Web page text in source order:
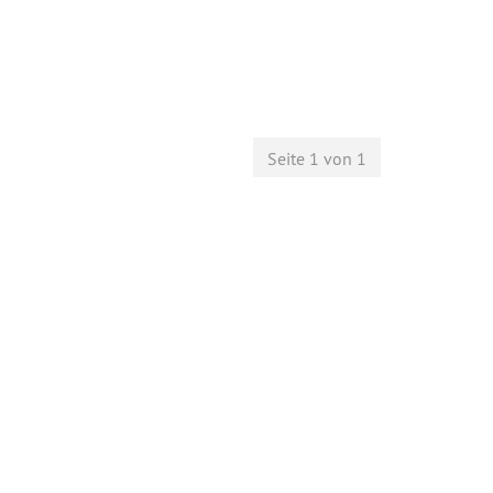
Seite 1 von 1